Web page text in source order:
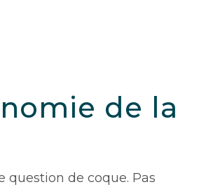
de la
question de coque. Pas